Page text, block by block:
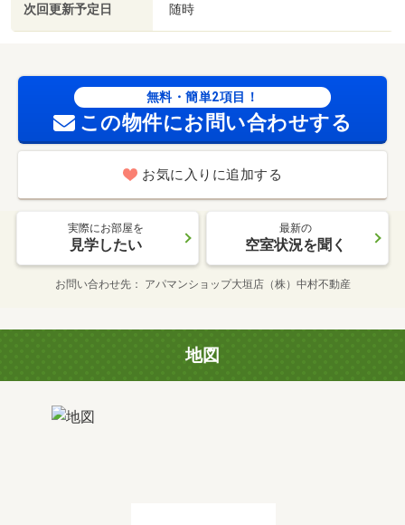
次回更新予定日 随時
無料・簡単2項目！
この物件にお問い合わせする
お気に入りに追加する
実際にお部屋を
見学したい
最新の
空室状況を聞く
お問い合わせ先 アパマンショップ大垣店（株）中村不動産
地図